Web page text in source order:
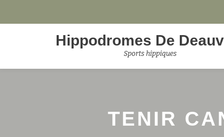
Aller
Hippodromes De
Sports hippiques
TENIR